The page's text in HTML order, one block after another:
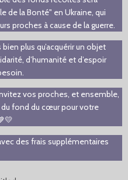
de la Bonté" en Ukraine, qui
proches à cause de la guerre.
plus qu’acquérir un objet
d’humanité et d’espoir
vos proches, et ensemble,
fond du cœur pour votre
des frais supplémentaires